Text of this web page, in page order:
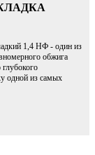
КЛАДКА
1,4 НФ - один из
обжига
одной из самых